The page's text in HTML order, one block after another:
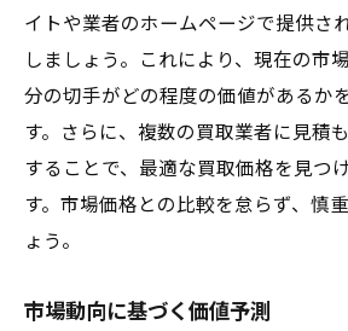
イトや業者のホームページで提供さ
しましょう。これにより、現在の市
分の切手がどの程度の価値があるか
す。さらに、複数の買取業者に見積
することで、最適な買取価格を見つ
す。市場価格との比較を怠らず、慎
ょう。
市場動向に基づく価値予測